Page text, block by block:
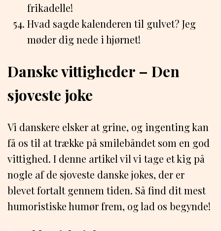
frikadelle!
Hvad sagde kalenderen til gulvet? Jeg
møder dig nede i hjørnet!
Danske vittigheder – Den
sjoveste joke
Vi danskere elsker at grine, og ingenting kan
få os til at trække på smilebåndet som en god
vittighed. I denne artikel vil vi tage et kig på
nogle af de sjoveste danske jokes, der er
blevet fortalt gennem tiden. Så find dit mest
humoristiske humør frem, og lad os begynde!